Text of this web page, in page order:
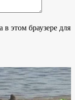
этом браузере для